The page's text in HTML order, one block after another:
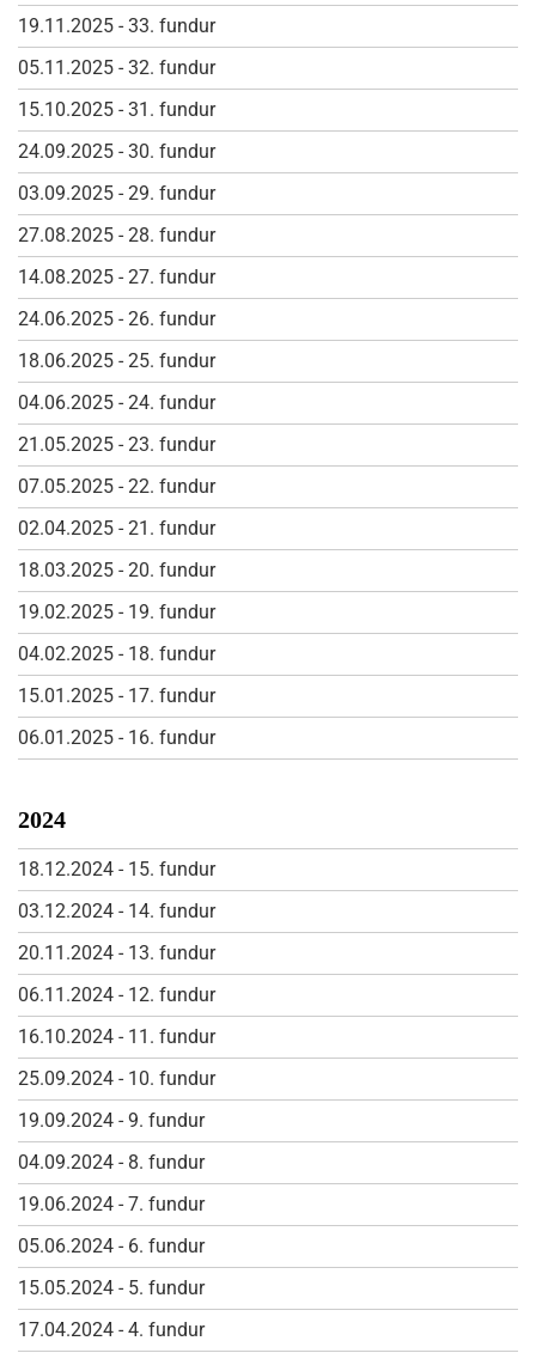
19.11.2025 - 33. fundur
05.11.2025 - 32. fundur
15.10.2025 - 31. fundur
24.09.2025 - 30. fundur
03.09.2025 - 29. fundur
27.08.2025 - 28. fundur
14.08.2025 - 27. fundur
24.06.2025 - 26. fundur
18.06.2025 - 25. fundur
04.06.2025 - 24. fundur
21.05.2025 - 23. fundur
07.05.2025 - 22. fundur
02.04.2025 - 21. fundur
18.03.2025 - 20. fundur
19.02.2025 - 19. fundur
04.02.2025 - 18. fundur
15.01.2025 - 17. fundur
06.01.2025 - 16. fundur
2024
18.12.2024 - 15. fundur
03.12.2024 - 14. fundur
20.11.2024 - 13. fundur
06.11.2024 - 12. fundur
16.10.2024 - 11. fundur
25.09.2024 - 10. fundur
19.09.2024 - 9. fundur
04.09.2024 - 8. fundur
19.06.2024 - 7. fundur
05.06.2024 - 6. fundur
15.05.2024 - 5. fundur
17.04.2024 - 4. fundur